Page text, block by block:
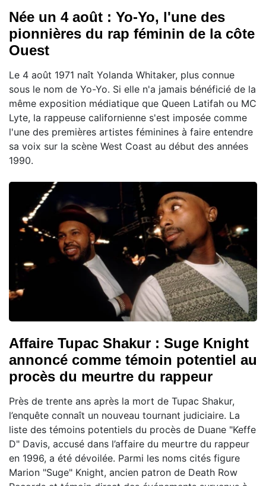
Née un 4 août : Yo-Yo, l'une des
pionnières du rap féminin de la côte
Ouest
Le 4 août 1971 naît Yolanda Whitaker, plus connue
sous le nom de Yo-Yo. Si elle n'a jamais bénéficié de la
même exposition médiatique que Queen Latifah ou MC
Lyte, la rappeuse californienne s'est imposée comme
l'une des premières artistes féminines à faire entendre
sa voix sur la scène West Coast au début des années
1990.
Affaire Tupac Shakur : Suge Knight
annoncé comme témoin potentiel au
procès du meurtre du rappeur
Près de trente ans après la mort de Tupac Shakur,
l’enquête connaît un nouveau tournant judiciaire. La
liste des témoins potentiels du procès de Duane "Keffe
D" Davis, accusé dans l’affaire du meurtre du rappeur
en 1996, a été dévoilée. Parmi les noms cités figure
Marion "Suge" Knight, ancien patron de Death Row